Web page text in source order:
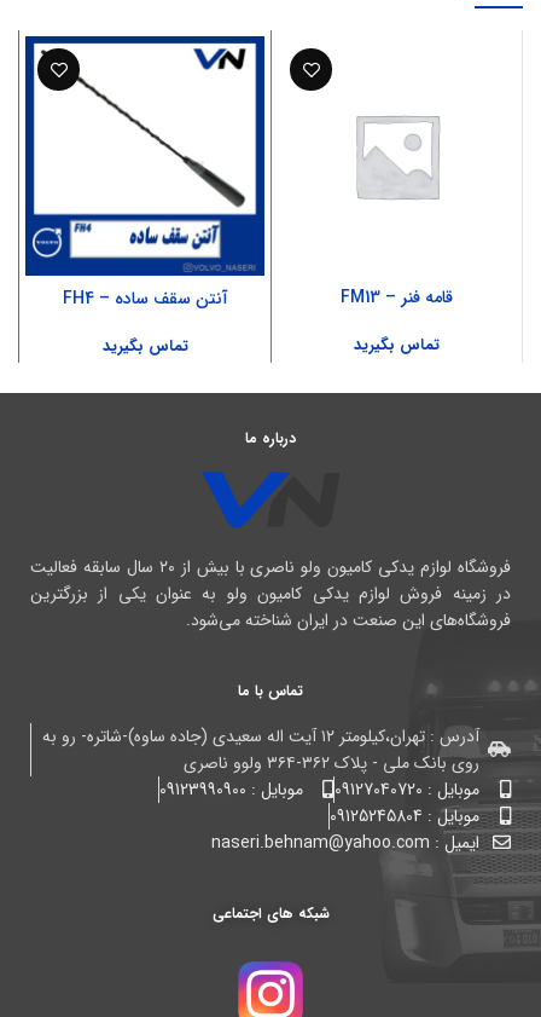
قامه فنر – FM13
تماس بگیرید
آنتن سقف ساده – FH4
تماس بگیرید
درباره ما
فروشگاه لوازم یدکی کامیون ولو ناصری با بیش از ۲۰ سال سابقه فعالیت
در زمینه فروش لوازم یدکی کامیون ولو به عنوان یکی از بزرگترین
فروشگاه‌های این صنعت در ایران شناخته می‌شود.
تماس با ما
آدرس : تهران،کیلومتر ۱۲ آیت اله سعیدی (جاده ساوه)-شاتره- رو به
روی بانک ملی - پلاک ۳۶۲-۳۶۴ ولوو ناصری
موبایل : 09127040720
موبایل : 09123990900
موبایل : 09125245804
ایمیل : naseri.behnam@yahoo.com
شبکه های اجتماعی